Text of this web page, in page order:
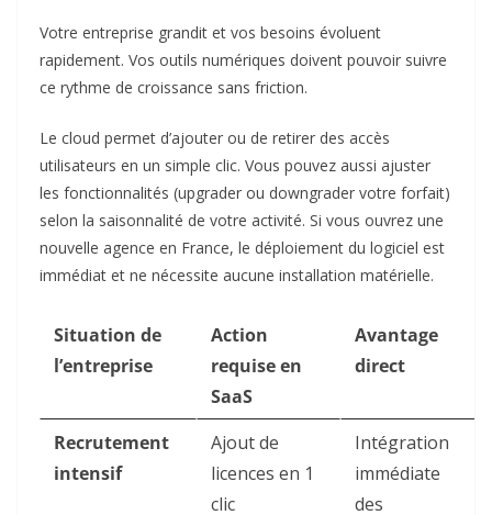
Votre entreprise grandit et vos besoins évoluent
rapidement. Vos outils numériques doivent pouvoir suivre
ce rythme de croissance sans friction.
Le cloud permet d’ajouter ou de retirer des accès
utilisateurs en un simple clic. Vous pouvez aussi ajuster
les fonctionnalités (upgrader ou downgrader votre forfait)
selon la saisonnalité de votre activité. Si vous ouvrez une
nouvelle agence en France, le déploiement du logiciel est
immédiat et ne nécessite aucune installation matérielle.
Situation de
l’entreprise
Action
requise en
SaaS
Avantage
direct
Recrutement
intensif
Ajout de
licences en 1
clic
Intégration
immédiate
des